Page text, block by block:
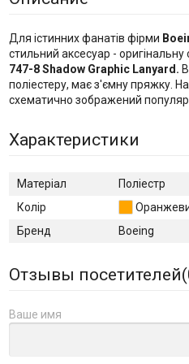
Для істинних фанатів фірми
стильний аксесуар -
747-8 Shadow Graphic Lanyard.
поліестеру, має з'ємну пряжку.
схематично зображений
Характеристики
Матеріал
Поліестр
Колір
Бренд
Boeing
Отзывы посетителей(
Ваше имя